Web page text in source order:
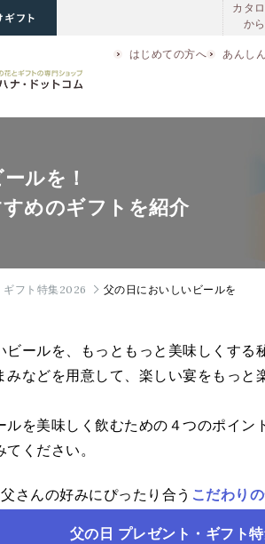
カタ
か
はじめての方へ あんし
ルを！
めのギフトを紹介
ギフト特集2026 父の日においしいビールを
ールを、もっともっと美味しくす
などを用意して、楽しい宴をもっと
を美味しく飲むための４つのポイン
ください。
さんの好みにぴったり合う こだわり
父の日 プレゼント・ギフト